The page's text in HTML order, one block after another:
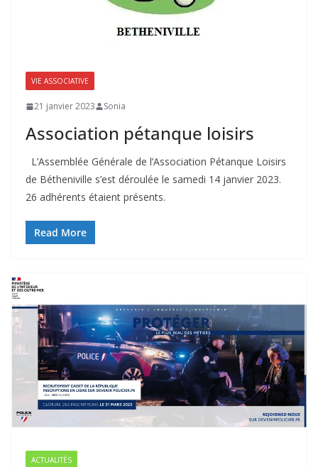
VIE ASSOCIATIVE
21 janvier 2023 Sonia
Association pétanque loisirs
L’Assemblée Générale de l’Association Pétanque Loisirs
de Bétheniville s’est déroulée le samedi 14 janvier 2023.
26 adhérents étaient présents.
Read More
ACTUALITÉS